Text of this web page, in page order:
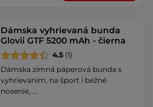
Dámska vyhrievaná bunda
Glovii GTF 5200 mAh - čierna
4.5 (1)
Dámska zimná páperová bunda s
vyhrievaním, na šport i bežné
nosenie, …